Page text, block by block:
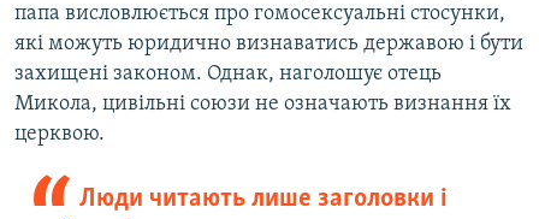
папа висловлюється про гомосексуальні стосунки,
які можуть юридично визнаватись державою і бути
захищені законом. Однак, наголошує отець
Микола, цивільні союзи не означають визнання їх
церквою.
Люди читають лише заголовки і